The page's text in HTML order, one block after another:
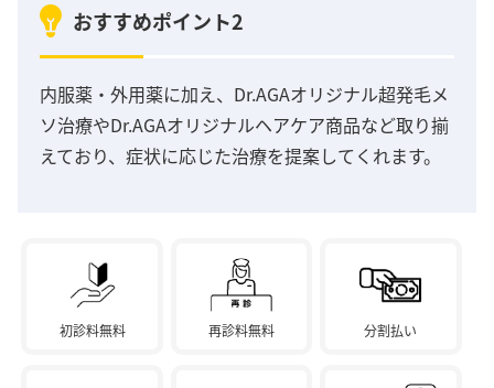
おすすめポイント2
内服薬・外用薬に加え、Dr.AGAオリジナル超発毛メ
ソ治療やDr.AGAオリジナルヘアケア商品など取り揃
えており、症状に応じた治療を提案してくれます。
初診料無料 再診料無料 分割払い